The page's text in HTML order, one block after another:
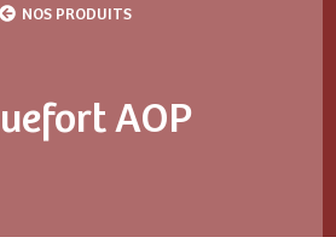
NOS PRODUITS
AOP